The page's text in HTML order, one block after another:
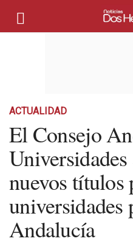
ACTUALIDAD
El Consejo
nuevos títulos
universidades
Andalucía